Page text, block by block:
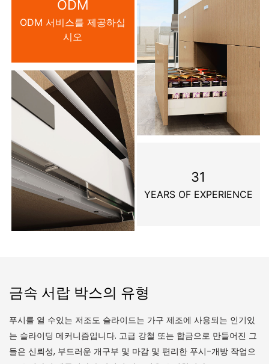
ODM
ODM 서비스를 제공하십
시오
31
YEARS OF EXPERIENCE
금속 서랍 박스의 유형
푸시를 열 수있는 저조도 슬라이드는 가구 제조에 사용되는 인기있
는 슬라이딩 메커니즘입니다. 고급 강철 또는 합금으로 만들어진 그
들은 신뢰성, 부드러운 개구부 및 마감 및 편리한 푸시-개방 작업으